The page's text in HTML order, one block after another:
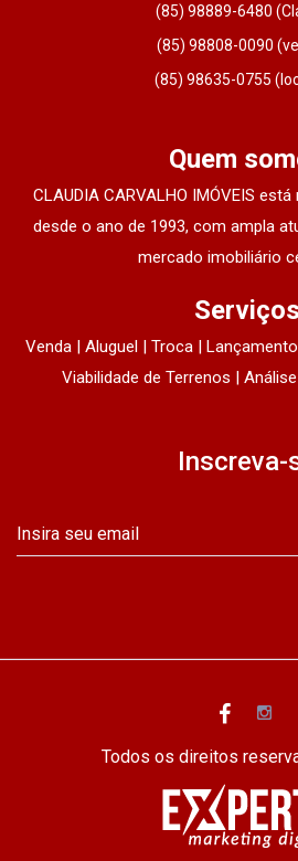
(85) 98889-6480
(85) 98808-0090
(85) 98635-0755
Quem
CLAUDIA CARVALHO IMÓVEIS
desde o ano de 1993, com ampla
mercado imobiliário
Serviços
Venda | Aluguel | Troca |
Viabilidade de Terrenos |
Inscreva-
Todos os direitos